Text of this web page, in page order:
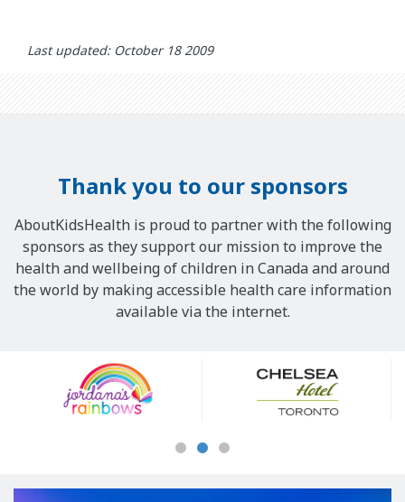
Last updated: October 18 2009
Thank you to our sponsors
AboutKidsHealth is proud to partner with the following
sponsors as they support our mission to improve the
health and wellbeing of children in Canada and around
the world by making accessible health care information
available via the internet.
Sponsors